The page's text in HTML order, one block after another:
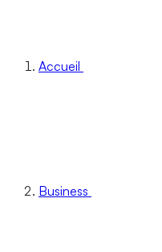
Accueil
Business